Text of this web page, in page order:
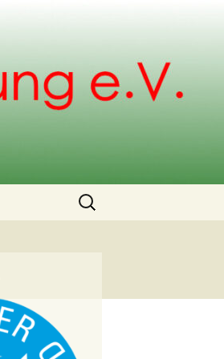
Search
for: